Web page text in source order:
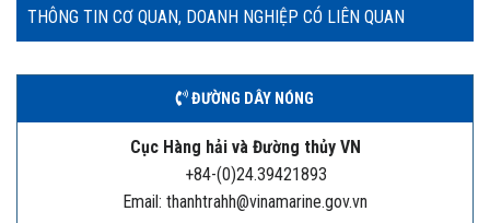
THÔNG TIN CƠ QUAN, DOANH NGHIỆP CÓ LIÊN QUAN
ĐƯỜNG DÂY NÓNG
Cục Hàng hải và Đường thủy VN
+84-(0)24.39421893
Email: thanhtrahh@vinamarine.gov.vn